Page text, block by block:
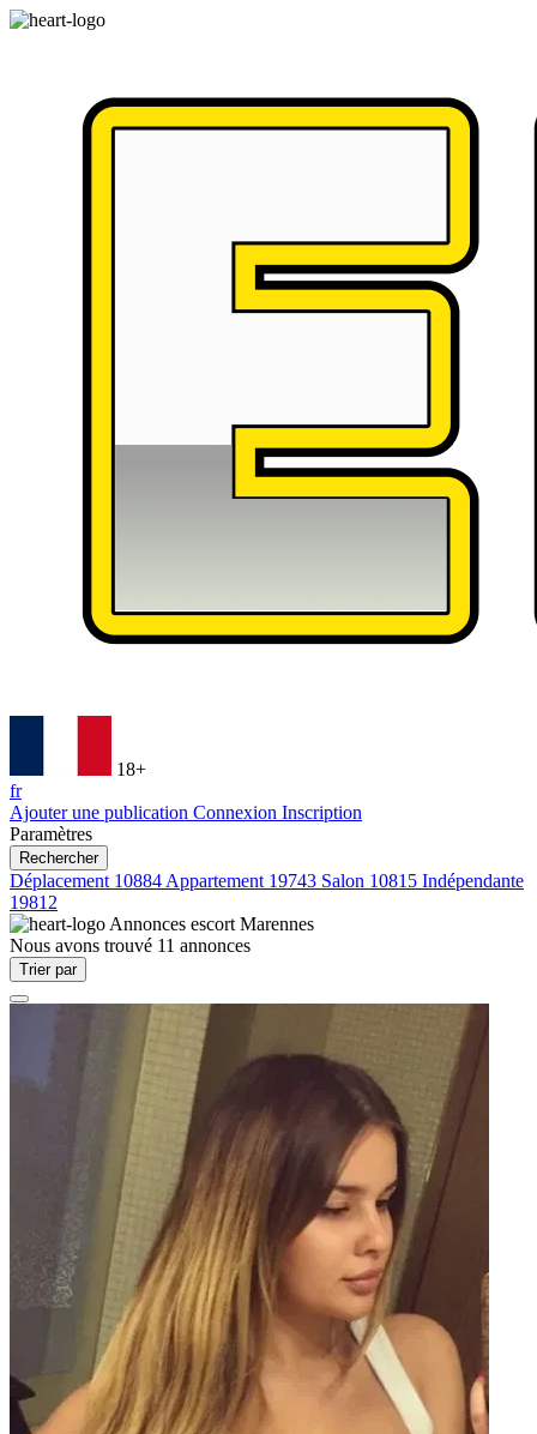
18+
fr
Ajouter une publication Connexion Inscription
Paramètres
Rechercher
Déplacement 10884 Appartement 19743 Salon 10815 Indépendante
19812
Annonces escort Marennes
Nous avons trouvé 11 annonces
Trier par